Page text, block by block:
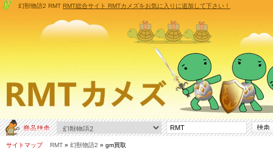
幻獣物語2 RMT RMT総合サイト RMTカメズをお気に入りに追加して下さい！
サイトマップ RMT » 幻獣物語2 » gm買取